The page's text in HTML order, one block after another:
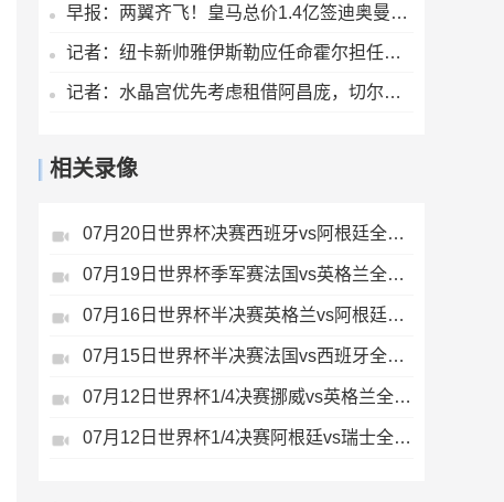
早报：两翼齐飞！皇马总价1.4亿签迪奥曼德，续约维尼修斯至2032
记者：纽卡新帅雅伊斯勒应任命霍尔担任该队队长
记者：水晶宫优先考虑租借阿昌庞，切尔西尚未决定球员未来
相关录像
07月20日世界杯决赛西班牙vs阿根廷全场录像
07月19日世界杯季军赛法国vs英格兰全场录像
07月16日世界杯半决赛英格兰vs阿根廷全场录像
07月15日世界杯半决赛法国vs西班牙全场录像
07月12日世界杯1/4决赛挪威vs英格兰全场录像
07月12日世界杯1/4决赛阿根廷vs瑞士全场录像